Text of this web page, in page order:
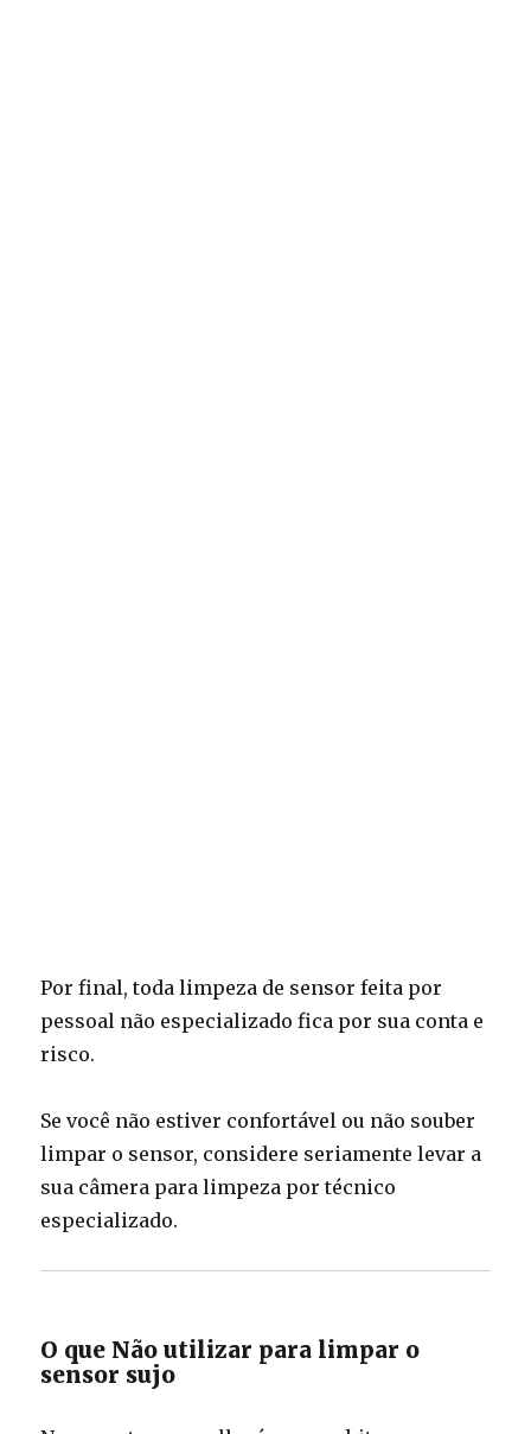
Por final, toda limpeza de sensor feita por
pessoal não especializado fica por sua conta e
risco.
Se você não estiver confortável ou não souber
limpar o sensor, considere seriamente levar a
sua câmera para limpeza por técnico
especializado.
O que Não utilizar para limpar o
sensor sujo